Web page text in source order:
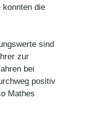
konnten die
sind
zur
bei
positiv
Mathes